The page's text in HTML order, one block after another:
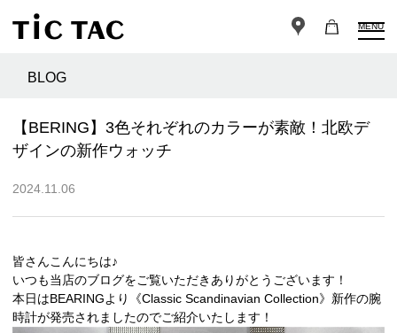
MENU
BLOG
【BERING】3色それぞれのカラーが素敵！北欧デ
ザインの新作ウォッチ
2024.11.06
皆さんこんにちは♪
いつも当店のブログをご覧いただきありがとうございます！
本日はBEARINGより《Classic Scandinavian Collection》新作の腕
時計が発売されましたのでご紹介いたします！